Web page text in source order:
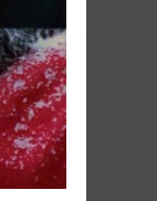
Ruffalo
Dönüyor